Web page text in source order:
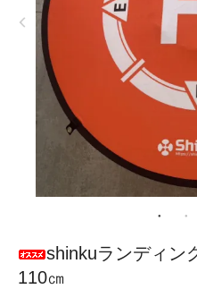
shinkuランディン
110㎝